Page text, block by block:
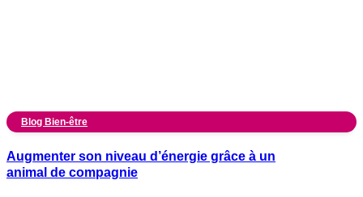
Blog Bien-être
Augmenter son niveau d’énergie grâce à un
animal de compagnie